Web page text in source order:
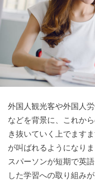
外国人観光客や外国人
などを背景に、これか
き抜いていく上でます
が叫ばれるようになり
スパーソンが短期で英
した学習への取り組み